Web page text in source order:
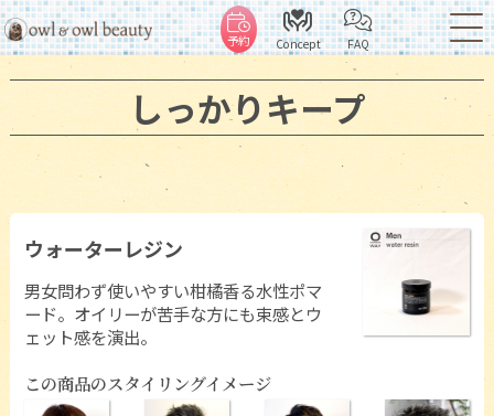
予約 Concept FAQ
しっかりキープ
ウォーターレジン
男女問わず使いやすい柑橘香る水性ポマ
ード。オイリーが苦手な方にも束感とウ
ェット感を演出。
この商品のスタイリングイメージ